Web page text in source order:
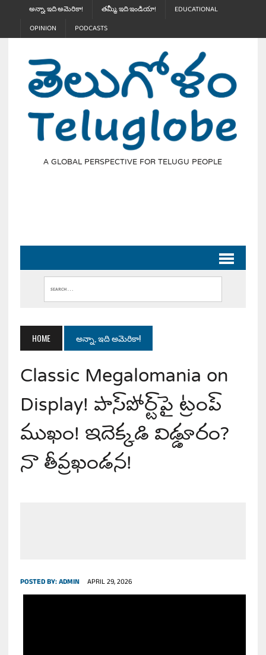
అన్నా, ఇది అమెరికా! తమ్మీ, ఇది ఇండియా!
EDUCATIONAL
OPINION
PODCASTS
A GLOBAL PERSPECTIVE FOR TELUGU PEOPLE
HOME అన్నా, ఇది అమెరికా!
Classic Megalomania on
Display! పాస్‌పోర్ట్‌పై ట్రంప్
ముఖం! ఇదెక్కడి విడ్డూరం?
నా తీవ్రఖండన!
POSTED BY:ADMIN APRIL 29, 2026